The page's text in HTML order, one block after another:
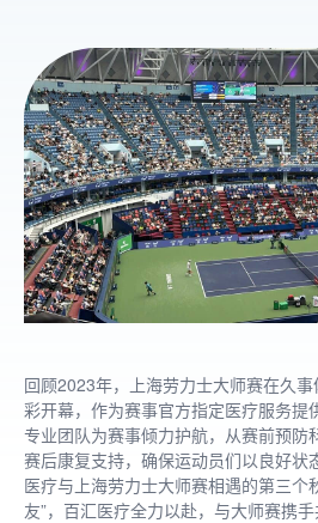
回顾2023年，上海劳力士大师赛在久
彩开幕，作为赛事官方指定医疗服务提
专业团队为赛事倾力护航，从赛前预防
赛后康复支持，确保运动员们以良好状
医疗与上海劳力士大师赛相遇的第三个
友”，百汇医疗全力以赴，与大师赛携手